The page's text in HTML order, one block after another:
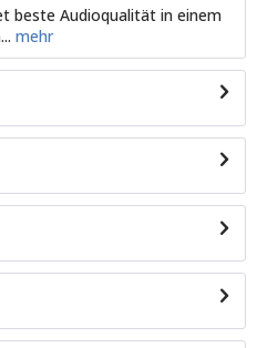
beste Audioqualität in einem
mehr